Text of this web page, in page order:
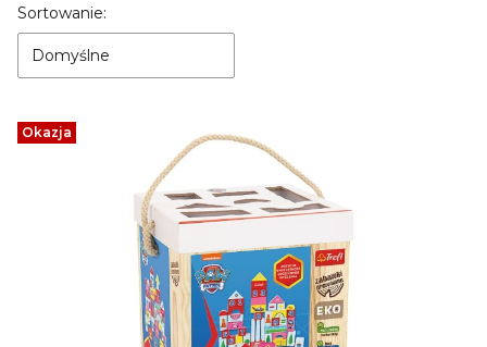
Lista produktów
Sortowanie:
Domyślne
Okazja